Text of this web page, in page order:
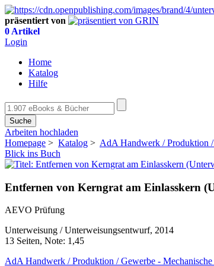
präsentiert von
0 Artikel
Login
Home
Katalog
Hilfe
Suche
Arbeiten hochladen
Homepage > Katalog > AdA Handwerk / Produktion
Blick ins Buch
Entfernen von Kerngrat am Einlasskern
AEVO Prüfung
Unterweisung / Unterweisungsentwurf, 2014
13 Seiten, Note: 1,45
AdA Handwerk / Produktion / Gewerbe -